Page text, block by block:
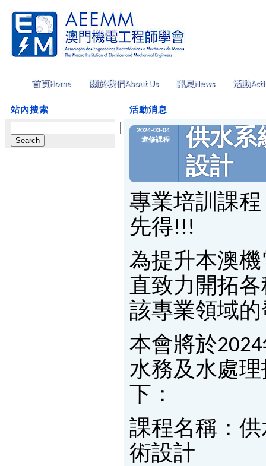
首頁Home 關於我們About Us 訊息News 活動
站內搜索
for:
活動消息
2024-03-04
進修課程
供水系
設計
專業培訓課
先得!!!
為提升本澳
直致力開拓
該專業領域
本會將於
水務及水處
下：
課程名稱：
術設計